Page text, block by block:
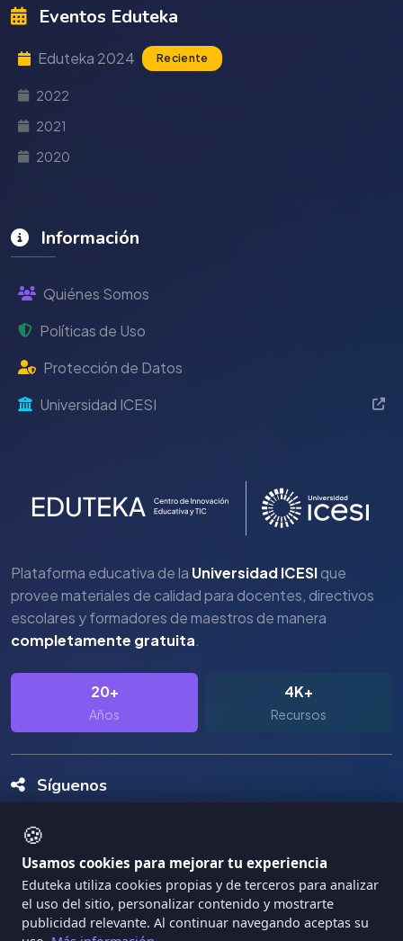
🍪
Usamos cookies para mejorar tu experiencia
Eduteka utiliza cookies propias y de terceros para analizar
el uso del sitio, personalizar contenido y mostrarte
publicidad relevante. Al continuar navegando aceptas su
Eventos Eduteka
Eduteka 2024 Reciente
2022
2021
2020
Información
Quiénes Somos
Políticas de Uso
Protección de Datos
Universidad ICESI
Plataforma educativa de la Universidad ICESIque
provee materiales de calidad para docentes, directivos
escolares y formadores de maestros de manera
completamente gratuita.
20+
Años
4K+
Recursos
Síguenos
Copyright Eduteka 2001-2026 - Universidad ICESI